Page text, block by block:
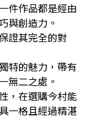
件作品都是經由
與創造力。
證其完全的對
特的魅力，帶有
無二之處。
，在選購今村能
一格且經過精湛